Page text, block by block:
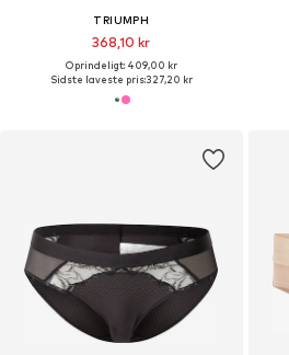
TRIUMPH
368,10 kr
Oprindeligt: 409,00 kr
Sidste laveste pris:327,20 kr